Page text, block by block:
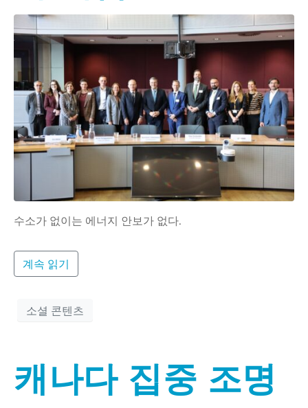
수소가 없이는 에너지 안보가 없다.
계속 읽기
소셜 콘텐츠
캐나다 집중 조명